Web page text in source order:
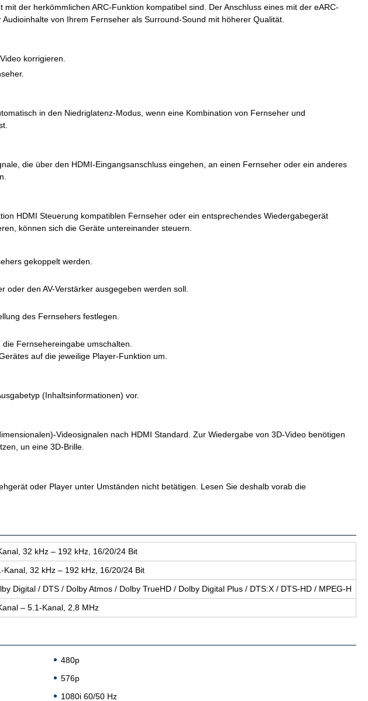
der herkömmlichen ARC-Funktion kompatibel sind. Der Anschluss eines mit der eARC-
von Ihrem Fernseher als Surround-Sound mit höherer Qualität.
korrigieren.
in den Niedriglatenz-Modus, wenn eine Kombination von Fernseher und
die über den HDMI-Eingangsanschluss eingehen, an einen Fernseher oder ein anderes
HDMI Steuerung kompatiblen Fernseher oder ein entsprechendes Wiedergabegerät
können sich die Geräte untereinander steuern.
gekoppelt werden.
den AV-Verstärker ausgegeben werden soll.
des Fernsehers festlegen.
Fernsehereingabe umschalten.
auf die jeweilige Player-Funktion um.
(Inhaltsinformationen) vor.
Videosignalen nach HDMI Standard. Zur Wiedergabe von 3D-Video benötigen
un eine 3D-Brille.
oder Player unter Umständen nicht betätigen. Lesen Sie deshalb vorab die
32 kHz – 192 kHz, 16/20/24 Bit
Kanal, 32 kHz – 192 kHz, 16/20/24 Bit
Di­gi­tal / DTS / Dolby Atmos / Dolby TrueHD / Dolby Di­gi­tal Plus / DTS:X / DTS-HD / MPEG-H
– 5.1-Kanal, 2,8 MHz
480p
576p
1080i 60/50 Hz